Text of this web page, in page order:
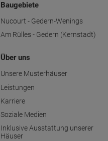
Baugebiete
Nucourt - Gedern-Wenings
Am Rülles - Gedern (Kernstadt)
Über uns
Unsere Musterhäuser
Leistungen
Karriere
Soziale Medien
Inklusive Ausstattung unserer
Häuser